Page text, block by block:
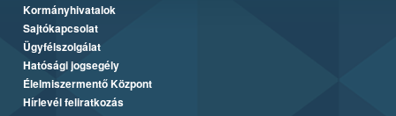
Kormányhivatalok
Sajtókapcsolat
Ügyfélszolgálat
Hatósági jogsegély
Élelmiszermentő Központ
Hírlevél feliratkozás